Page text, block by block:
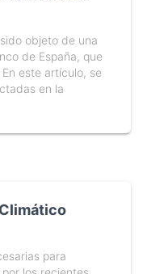
objeto de una
de España, que
este artículo, se
en la
para